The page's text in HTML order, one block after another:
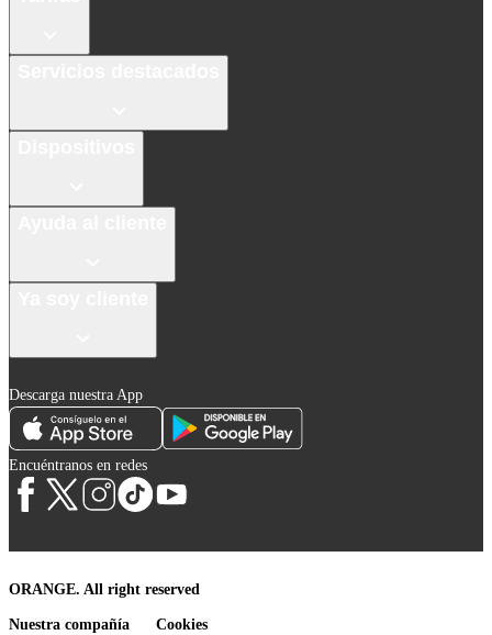
Descarga nuestra App
Encuéntranos en redes
ORANGE. All right reserved
Nuestra compañía Cookies